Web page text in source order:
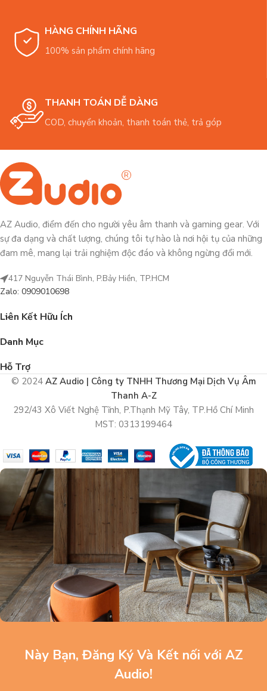
HÀNG CHÍNH HÃNG
100% sản phẩm chính hãng
THANH TOÁN DỄ DÀNG
COD, chuyển khoản, thanh toán thẻ, trả góp
AZ Audio, điểm đến cho người yêu âm thanh và gaming gear. Với
sự đa dạng và chất lượng, chúng tôi tự hào là nơi hội tụ của những
đam mê, mang lại trải nghiệm độc đáo và không ngừng đổi mới.
417 Nguyễn Thái Bình, P.Bảy Hiền, TP.HCM
Zalo: 0909010698
Liên Kết Hữu Ích
Danh Mục
Hỗ Trợ
© 2024 AZ Audio | Công ty TNHH Thương Mại Dịch Vụ Âm
Thanh A-Z
292/43 Xô Viết Nghệ Tĩnh, P.Thạnh Mỹ Tây, TP.Hồ Chí Minh
MST: 0313199464
Này Bạn, Đăng Ký Và Kết nối với AZ
Audio!